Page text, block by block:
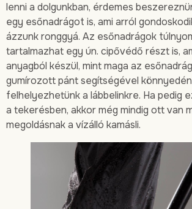
lenni a dolgunkban, érdemes
egy esőnadrágot is, ami arról
ázzunk ronggyá. Az esőnadrágok
tartalmazhat egy ún. cipővédő részt is,
anyagból készül, mint maga az
gumírozott pánt segítségével könnyedén
felhelyezhetünk a lábbelinkre. Ha pedig
a tekerésben, akkor még mindig ott van
megoldásnak a vízálló kamásli.